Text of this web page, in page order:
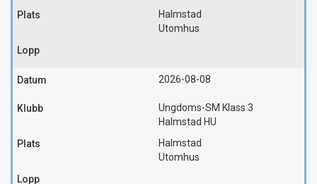
Halmstad
Utomhus
2026-08-08
Ungdoms-SM Klass 3
Halmstad HU
Halmstad
Utomhus